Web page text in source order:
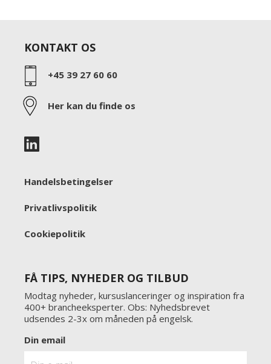
KONTAKT OS
+45 39 27 60 60
Her kan du finde os
Handelsbetingelser
Privatlivspolitik
Cookiepolitik
FÅ TIPS, NYHEDER OG TILBUD
Modtag nyheder, kursuslanceringer og inspiration fra
400+ brancheeksperter. Obs: Nyhedsbrevet
udsendes 2-3x om måneden på engelsk.
Din email